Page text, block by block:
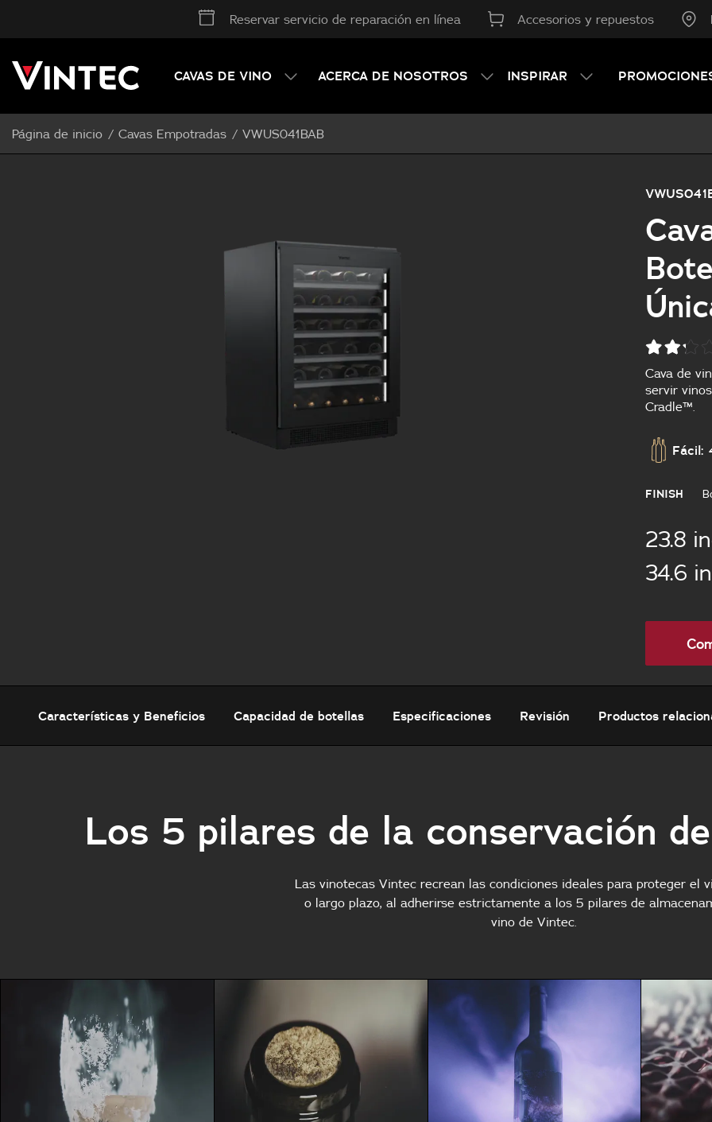
Reservar servicio de reparación en línea Accesorios y repuestos
CAVAS DE VINO ACERCA DE NOSOTROS INSPIRAR
Página de inicio Cavas Empotradas VWUS041BAB
Cava de
servir
Cradle™.
Fácil:
FINISH
23.8
34.6
Características y Beneficios Capacidad de botellas Especificaciones Revisión Productos
Los 5 pilares de la conservación
Las vinotecas Vintec recrean las condiciones ideales para proteger el
o largo plazo, al adherirse estrictamente a los 5 pilares de
vino de Vintec.